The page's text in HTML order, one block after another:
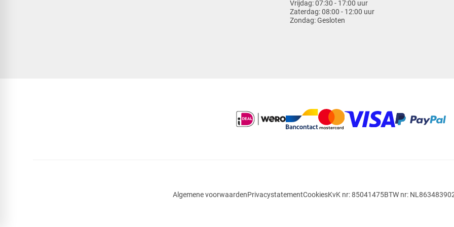
Vrijdag:07:30 - 17:00 uur
Zaterdag:08:00 - 12:00 uur
Zondag:Gesloten
Algemene voorwaardenPrivacystatementCookiesKvK nr: 85041475BTW nr: